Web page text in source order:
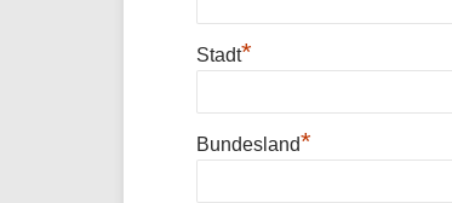
Stadt*
Bundesland*